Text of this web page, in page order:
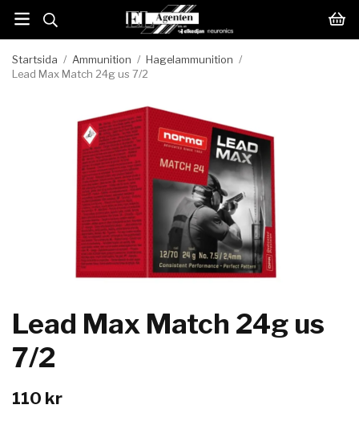
Startsida / Ammunition / Hagelammunition /
Lead Max Match 24g us 7/2
Lead Max Match 24g us
7/2
110 kr